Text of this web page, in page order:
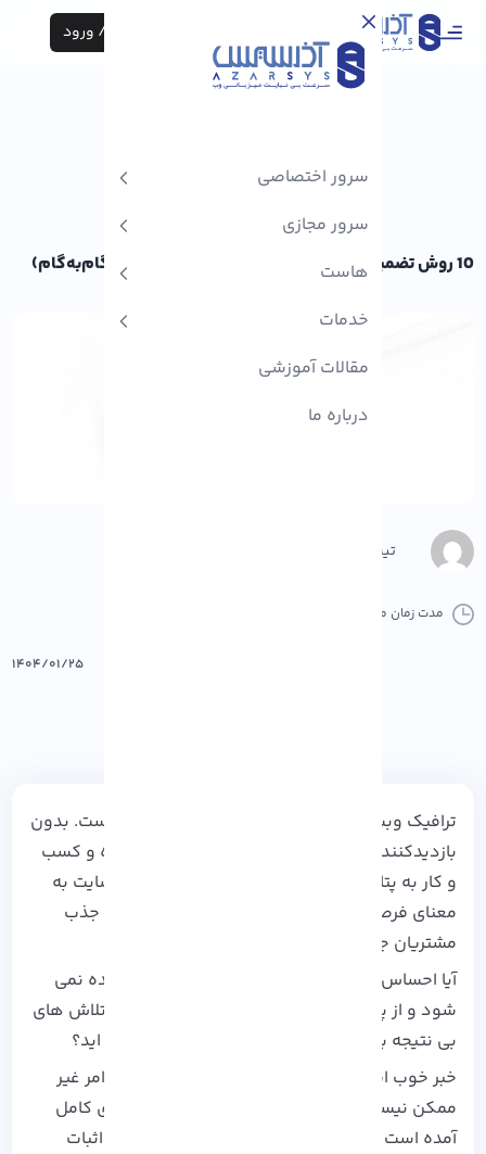
ثبت نام / ورود
سرور اختصاصی
سرور مجازی
هاست
خدمات
مقالات آموزشی
درباره ما
10 روش تضمینی برای افزایش ترافیک سایت (راهنمای گام‌به‌گام)
تیم محتوا
مدت زمان مطالعه :
۱۴۰۴/۰۱/۲۵
ترافیک وبسایت برای موفقیت کسب و کار حیاتی است. بدون
بازدیدکنندگان هدفمند، محتوای خوب دیده نشده و کسب
و کار به پتانسیل خود نمی رسد. افزایش ترافیک سایت به
معنای فرصت های بیشتر برای تعامل با مخاطبان و جذب
مشتریان جدید است.
آیا احساس می کنید وبسایتتان آن طور که باید دیده نمی
شود و از پتانسیل کامل خود بهره نمی برد؟ آیا از تلاش های
بی نتیجه برای افزایش بازدید سایتتان خسته شده اید؟
خبر خوب این است که افزایش ترافیک سایت، یک امر غیر
ممکن نیست و راه حل مشکل شما در این راهنمای کامل
آمده است که در آن شما را با 10 نکته‌ی کاربردی و اثبات